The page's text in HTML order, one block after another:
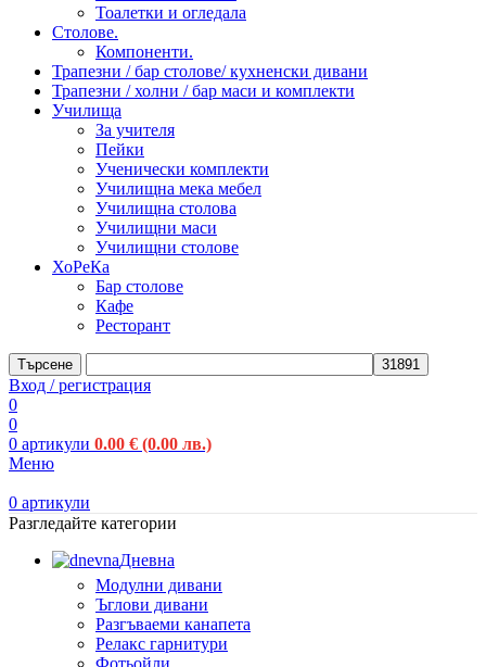
Тоалетки и огледала
Столове.
Компоненти.
Трапезни / бар столове/ кухненски дивани
Трапезни / холни / бар маси и комплекти
Училища
За учителя
Пейки
Ученически комплекти
Училищна мека мебел
Училищна столова
Училищни маси
Училищни столове
ХоРеКа
Бар столове
Кафе
Ресторант
Търсене
Вход / регистрация
0
0
0 артикули 0.00 € (0.00 лв.)
Меню
0 артикули
Разгледайте категории
Дневна
Модулни дивани
Ъглови дивани
Разгъваеми канапета
Релакс гарнитури
Фотьойли